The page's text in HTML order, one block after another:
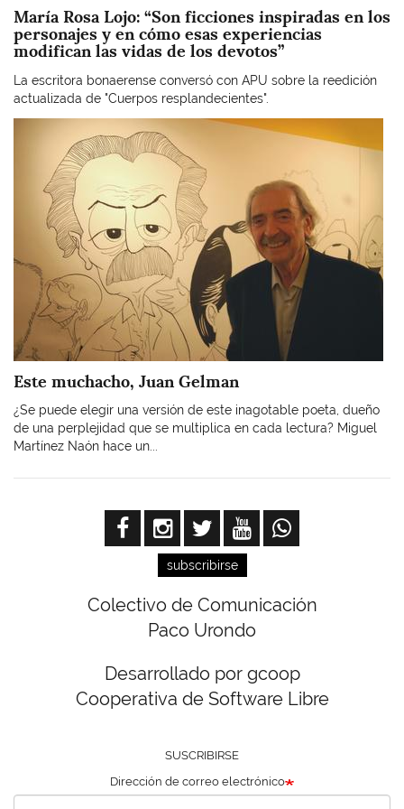
María Rosa Lojo: “Son ficciones inspiradas en los
personajes y en cómo esas experiencias
modifican las vidas de los devotos”
La escritora bonaerense conversó con APU sobre la reedición
actualizada de "Cuerpos resplandecientes".
Este muchacho, Juan Gelman
¿Se puede elegir una versión de este inagotable poeta, dueño
de una perplejidad que se multiplica en cada lectura? Miguel
Martínez Naón hace un...
subscribirse
Colectivo de Comunicación
Paco Urondo
Desarrollado por gcoop
Cooperativa de Software Libre
SUSCRIBIRSE
Dirección de correo electrónico